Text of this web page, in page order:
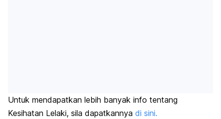
Untuk mendapatkan lebih banyak info tentang
Kesihatan Lelaki, sila dapatkannya di sini.